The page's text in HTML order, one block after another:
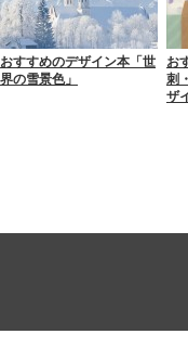
おすすめのデザイン本「世
界の雪景色」
お
刺
ザ